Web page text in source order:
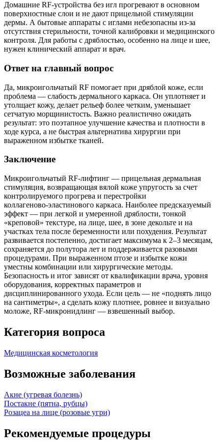
Домашние RF‑устройства без игл прогревают в основном
поверхностные слои и не дают прицельной стимуляции
дермы. А бытовые аппараты с иглами небезопасны из‑за
отсутствия стерильности, точной калибровки и медицинского
контроля. Для работы с дряблостью, особенно на лице и шее,
нужен клинический аппарат и врач.
Ответ на главный вопрос
Да, микроигольчатый RF помогает при дряблой коже, если
проблема — слабость дермального каркаса. Он уплотняет и
утолщает кожу, делает рельеф более четким, уменьшает
сетчатую морщинистость. Важно реалистично ожидать
результат: это поэтапное улучшение качества и плотности в
ходе курса, а не быстрая альтернатива хирургии при
выраженном избытке тканей.
Заключение
Микроигольчатый RF‑лифтинг — прицельная дермальная
стимуляция, возвращающая вялой коже упругость за счет
контролируемого прогрева и перестройки
коллагеново‑эластинового каркаса. Наиболее предсказуемый
эффект — при легкой и умеренной дряблости, тонкой
«креповой» текстуре, на лице, шее, в зоне декольте и на
участках тела после беременности или похудения. Результат
развивается постепенно, достигает максимума к 2–3 месяцам,
сохраняется до полутора лет и поддерживается разовыми
процедурами. При выраженном птозе и избытке кожи
уместны комбинации или хирургические методы.
Безопасность и итог зависят от квалификации врача, уровня
оборудования, корректных параметров и
дисциплинированного ухода. Если цель — не «поднять лицо
на сантиметры», а сделать кожу плотнее, ровнее и визуально
моложе, RF‑микронидлинг — взвешенный выбор.
Категория вопроса
Медицинская косметология
Возможные заболевания
Акне (угревая болезнь)
Постакне (пятна, рубцы)
Розацеа на лице (розовые угри)
Рекомендуемые процедуры